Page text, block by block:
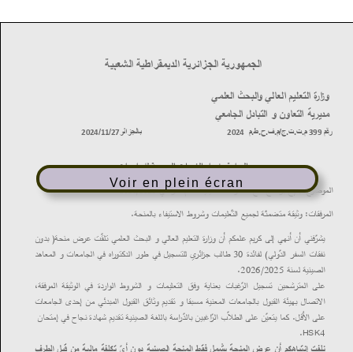
Voir en plein écran